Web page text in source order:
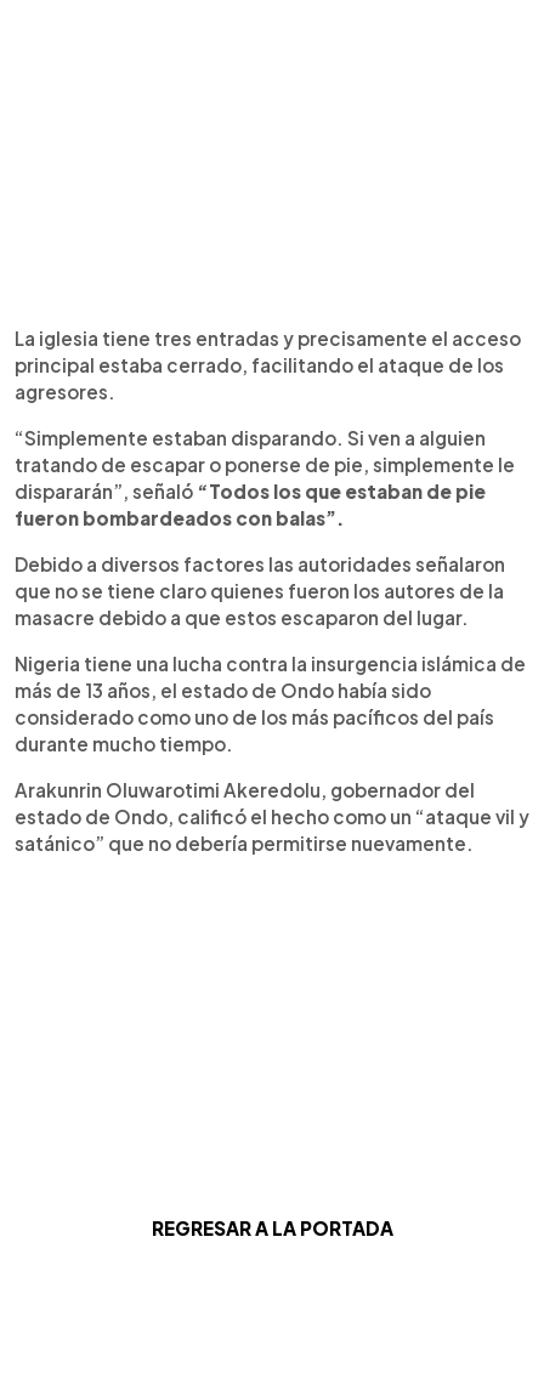
La iglesia tiene tres entradas y precisamente el acceso
principal estaba cerrado, facilitando el ataque de los
agresores.
“Simplemente estaban disparando. Si ven a alguien
tratando de escapar o ponerse de pie, simplemente le
dispararán”, señaló “Todos los que estaban de pie
fueron bombardeados con balas”.
Debido a diversos factores las autoridades señalaron
que no se tiene claro quienes fueron los autores de la
masacre debido a que estos escaparon del lugar.
Nigeria tiene una lucha contra la insurgencia islámica de
más de 13 años, el estado de Ondo había sido
considerado como uno de los más pacíficos del país
durante mucho tiempo.
Arakunrin Oluwarotimi Akeredolu, gobernador del
estado de Ondo, calificó el hecho como un “ataque vil y
satánico” que no debería permitirse nuevamente.
REGRESAR A LA PORTADA